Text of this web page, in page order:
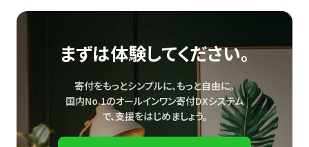
まずは体験してください。
寄付をもっとシンプルに、もっと自由に。
国内No.1のオールインワン寄付DXシステム
で、支援をはじめましょう。